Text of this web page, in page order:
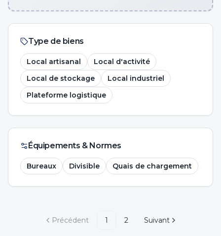
Type de biens
Local artisanal
Local d'activité
Local de stockage
Local industriel
Plateforme logistique
Équipements & Normes
Bureaux Divisible Quais de chargement
Précédent 1 2 Suivant